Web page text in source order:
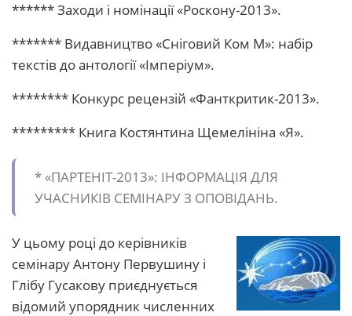
****** Заходи і номінації «Роскону-2013».
******* Видавництво «Сніговий Ком М»: набір
текстів до антології «Імперіум».
******** Конкурс рецензій «Фанткритик-2013».
********* Книга Костянтина Щемелініна «Я».
* «ПАРТЕНІТ-2013»: ІНФОРМАЦІЯ ДЛЯ
УЧАСНИКІВ СЕМІНАРУ З ОПОВІДАНЬ.
У цьому році до керівників
семінару Антону Первушину і
Глібу Гусакову приєднується
відомий упорядник численних